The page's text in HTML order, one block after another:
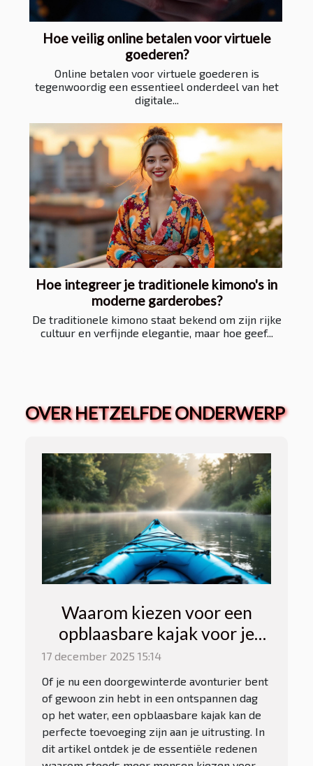
Hoe veilig online betalen voor virtuele
goederen?
Online betalen voor virtuele goederen is
tegenwoordig een essentieel onderdeel van het
digitale...
Hoe integreer je traditionele kimono's in
moderne garderobes?
De traditionele kimono staat bekend om zijn rijke
cultuur en verfijnde elegantie, maar hoe geef...
OVER HETZELFDE ONDERWERP
Waarom kiezen voor een
opblaasbare kajak voor je
volgende avontuur?
17 december 2025 15:14
Of je nu een doorgewinterde avonturier bent
of gewoon zin hebt in een ontspannen dag
op het water, een opblaasbare kajak kan de
perfecte toevoeging zijn aan je uitrusting. In
dit artikel ontdek je de essentiële redenen